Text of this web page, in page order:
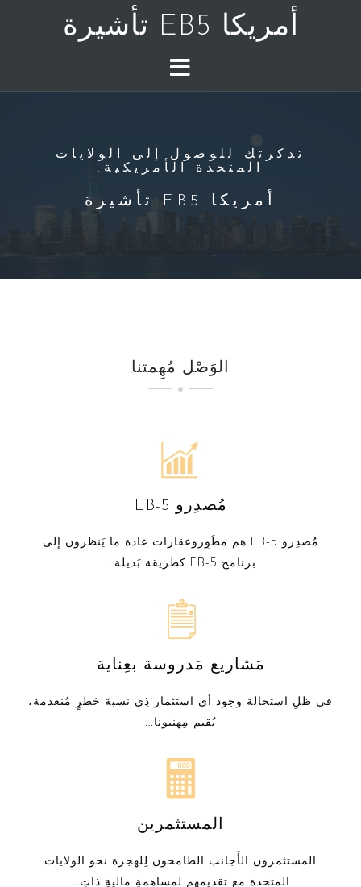
أمريكا EB5 تأشيرة
تذكرتك للوصول إلى الولايات
المتحدة الأمريكية.
أمريكا EB5 تأشيرة
الوَصْل مُهِمتنا
مُصدِرو EB-5
مُصدِرو EB-5 هم مطَوِروعقارات عادة ما يَنظرون إلى
برنامج EB-5 كطريقة بَديلة…
مَشاريع مَدروسة بعِناية
في ظلِ استحالة وجود أي استثمار ذِي نسبة خطرٍ مُنعدمة،
يُقيم مِهنيونا…
المستثمرين
المستثمرون الأَجانب الطامحون لِلهجرة نحو الولايات
المتحدة مع تقديمهم لمساهمةٍ ماليةٍ ذاتِ…